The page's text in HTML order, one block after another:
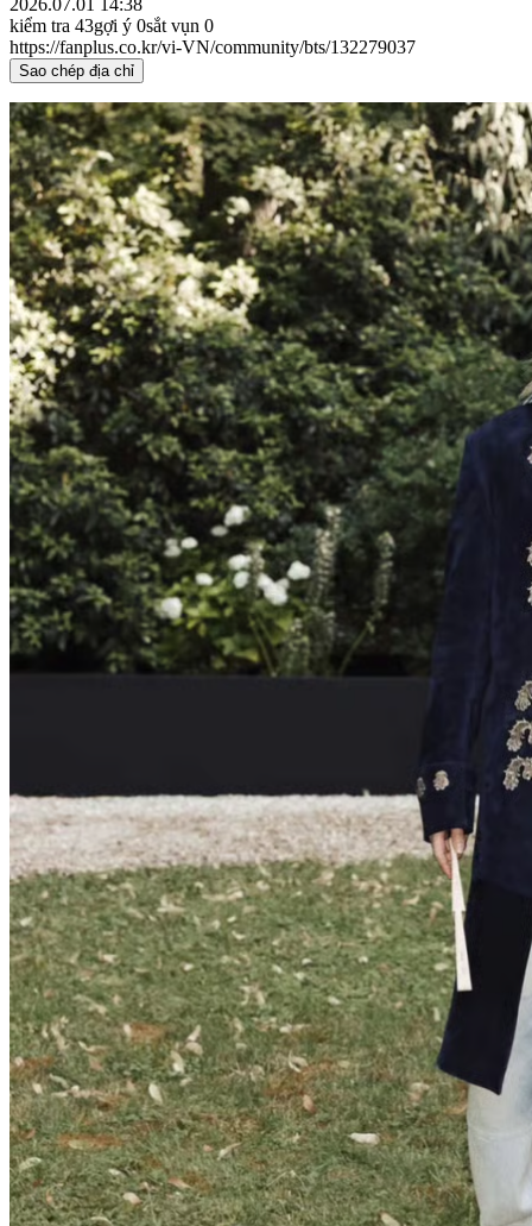
kiểm tra 43gợi ý 0sắt vụn 0
https://fanplus.co.kr/vi-VN/community/bts/132279037
Sao chép địa chỉ